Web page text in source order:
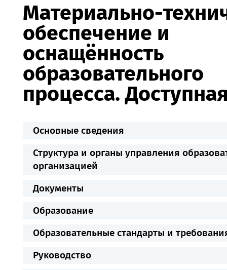
Материально-
обеспечение и
оснащённость
образовательного
процесса.
Основные сведения
Структура и органы управления
организацией
Документы
Образование
Образовательные стандарты и
Руководство